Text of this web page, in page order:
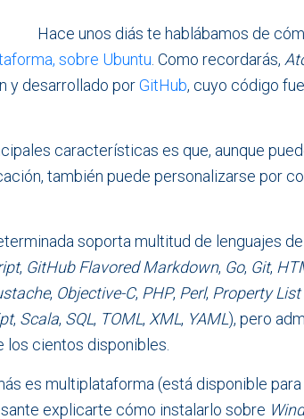
Hace unos diás te hablábamos de
sobre Ubuntu . Como recordarás,
y desarrollado porGitHub, cuyo código
características es que, aunque
también puede personalizarse por
soporta multitud de lenguajes
, GitHub Flavored Markdown, Go, Git,
, Objective-C, PHP, Perl, Property List
, Scala, SQL, TOML, XML, YAML), pero
los cientos disponibles.
es multiplataforma (está disponible para
explicarte cómo instalarlo sobre